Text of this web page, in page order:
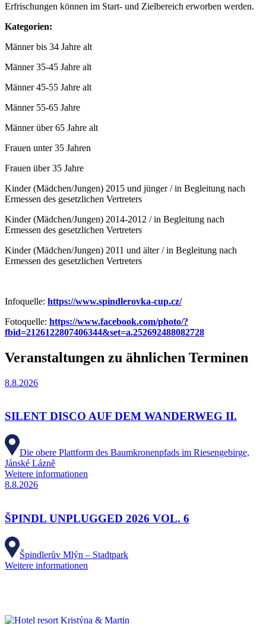
Erfrischungen können im Start- und Zielbereich erworben werden.
Kategorien:
Männer bis 34 Jahre alt
Männer 35-45 Jahre alt
Männer 45-55 Jahre alt
Männer 55-65 Jahre
Männer über 65 Jahre alt
Frauen unter 35 Jahren
Frauen über 35 Jahre
Kinder (Mädchen/Jungen) 2015 und jünger / in Begleitung nach
Ermessen des gesetzlichen Vertreters
Kinder (Mädchen/Jungen) 2014-2012 / in Begleitung nach
Ermessen des gesetzlichen Vertreters
Kinder (Mädchen/Jungen) 2011 und älter / in Begleitung nach
Ermessen des gesetzlichen Vertreters
Infoquelle: https://www.spindlerovka-cup.cz/
Fotoquelle: https://www.facebook.com/photo/?
fbid=2126122807406344&set=a.252692488082728
Veranstaltungen zu ähnlichen Terminen
8.8.2026
SILENT DISCO AUF DEM WANDERWEG II.
Die obere Plattform des Baumkronenpfads im Riesengebirge,
Jánské Lázně
Weitere informationen
8.8.2026
ŠPINDL UNPLUGGED 2026 VOL. 6
Špindlerův Mlýn – Stadtpark
Weitere informationen